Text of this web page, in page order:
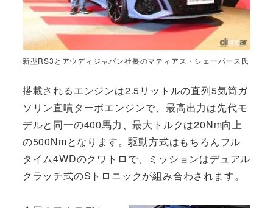
新型RS3とアウディジャパン社長のマティアス・シェーパース氏
搭載されるエンジンは2.5リットルの直列5気筒ガ
ソリン直噴ターボエンジンで、最高出力は先代モ
デルと同一の400馬力、最大トルクは20Nm向上
の500Nmとなります。駆動方式はもちろんフル
タイム4WDのクワトロで、ミッションはデュアル
クラッチ式のSトロニックが組み合わされます。